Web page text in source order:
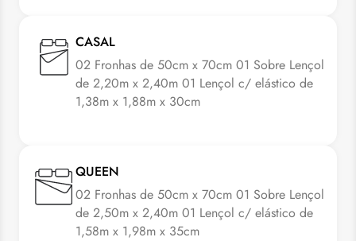
CASAL
02 Fronhas de 50cm x 70cm 01 Sobre Lençol
de 2,20m x 2,40m 01 Lençol c/ elástico de
1,38m x 1,88m x 30cm
QUEEN
02 Fronhas de 50cm x 70cm 01 Sobre Lençol
de 2,50m x 2,40m 01 Lençol c/ elástico de
1,58m x 1,98m x 35cm